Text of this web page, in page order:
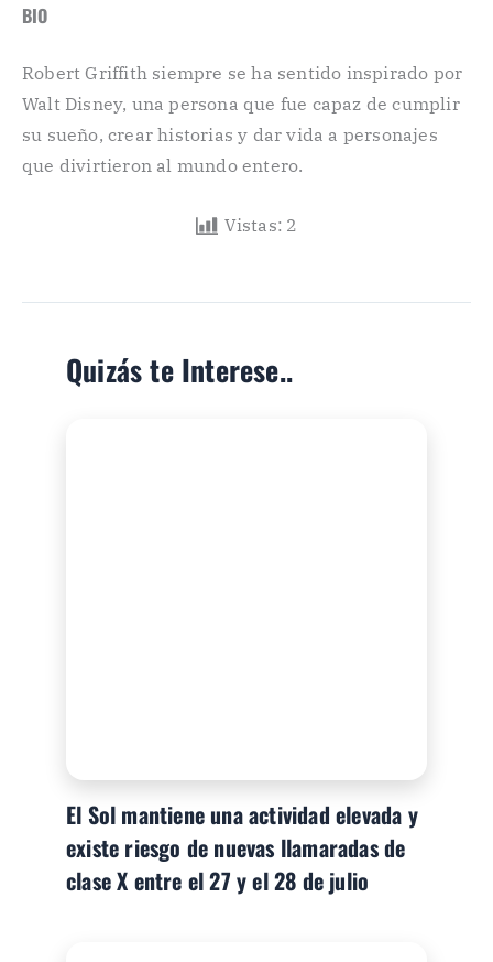
BIO
Robert Griffith siempre se ha sentido inspirado por
Walt Disney, una persona que fue capaz de cumplir
su sueño, crear historias y dar vida a personajes
que divirtieron al mundo entero.
Vistas: 2
Quizás te Interese..
El Sol mantiene una actividad elevada y
existe riesgo de nuevas llamaradas de
clase X entre el 27 y el 28 de julio